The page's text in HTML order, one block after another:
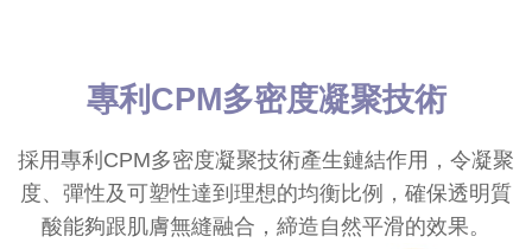
專利CPM多密度凝聚技術
採用專利CPM多密度凝聚技術產生鏈結作用，令凝聚
度、彈性及可塑性達到理想的均衡比例，確保透明質
酸能夠跟肌膚無縫融合，締造自然平滑的效果。